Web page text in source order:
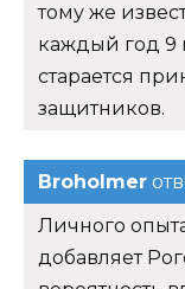
тому же
каждый год 9
старается
защитников.
Broholmer
Личного
добавляет